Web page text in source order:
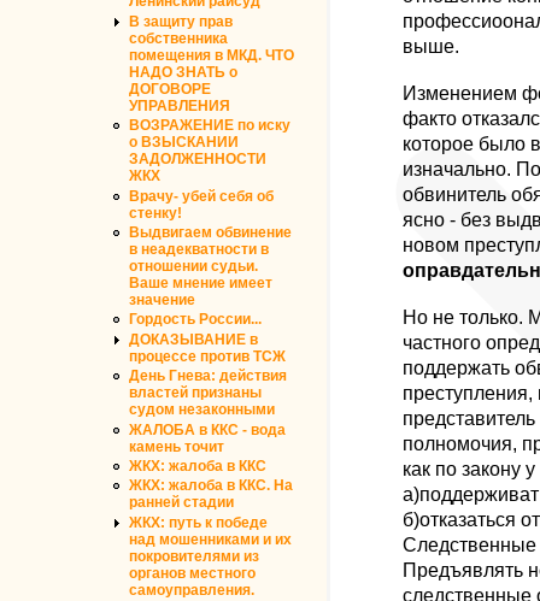
В защиту прав
собственника
помещения в МКД. ЧТО
НАДО ЗНАТЬ о
ДОГОВОРЕ
УПРАВЛЕНИЯ
ВОЗРАЖЕНИЕ по иску
о ВЗЫСКАНИИ
ЗАДОЛЖЕННОСТИ
ЖКХ
Врачу- убей себя об
стенку!
Выдвигаем обвинение
в неадекватности в
отношении судьи.
Ваше мнение имеет
значение
Гордость России...
ДОКАЗЫВАНИЕ в
процессе против ТСЖ
День Гнева: действия
властей признаны
судом незаконными
ЖАЛОБА в ККС - вода
камень точит
ЖКХ: жалоба в ККС
ЖКХ: жалоба в ККС. На
ранней стадии
ЖКХ: путь к победе
над мошенниками и их
покровителями из
органов местного
самоуправления.
выше.
Изменением
факто
которое было
изначально.
обвинитель
ясно - без
новом
Но не только.
частного
поддержать
полномочия,
как по закону
б)отказаться
Следственные
Предъявлять
следственные